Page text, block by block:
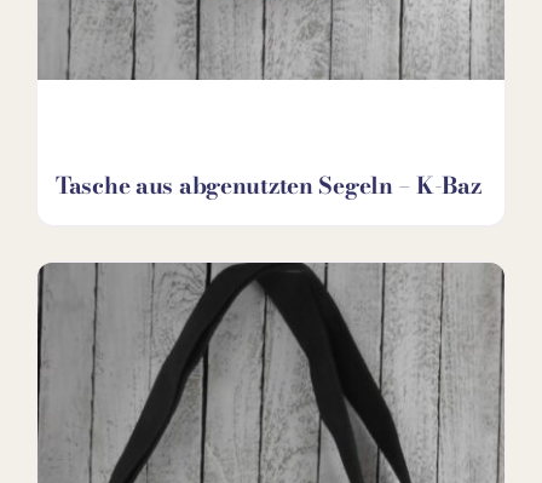
Tasche aus abgenutzten Segeln – K-Baz